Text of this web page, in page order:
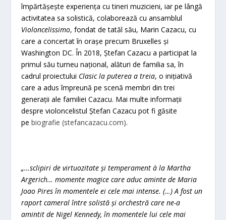
împărtășește experiența cu tineri muzicieni, iar pe lângă
activitatea sa solistică, colaborează cu ansamblul
Violoncelissimo, fondat de tatăl său, Marin Cazacu, cu
care a concertat în orașe precum Bruxelles și
Washington DC. În 2018, Ștefan Cazacu a participat la
primul său turneu național, alături de familia sa, în
cadrul proiectului Clasic la puterea a treia, o inițiativă
care a adus împreună pe scenă membri din trei
generații ale familiei Cazacu. Mai multe informații
despre violoncelistul Ștefan Cazacu pot fi găsite
pebiografie (stefancazacu.com).
„…sclipiri de virtuozitate și temperament à la Martha
Argerich… momente magice care aduc aminte de Maria
Joao Pires în momentele ei cele mai intense. (…) A fost un
raport cameral între solistă și orchestră care ne-a
amintit de Nigel Kennedy, în momentele lui cele mai